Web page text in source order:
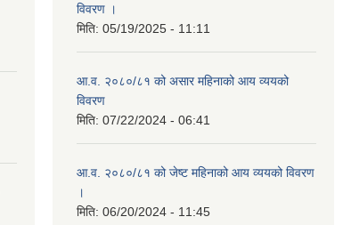
विवरण ।
मिति: 05/19/2025 - 11:11
आ.व. २०८०/८१ को असार महिनाको आय व्ययको
विवरण
मिति: 07/22/2024 - 06:41
आ.व. २०८०/८१ को जेष्ट महिनाको आय व्ययको विवरण
।
मिति: 06/20/2024 - 11:45